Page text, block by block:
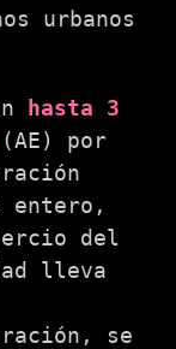
urbanos
hasta 3
(AE) por
entero,
del
lleva
se